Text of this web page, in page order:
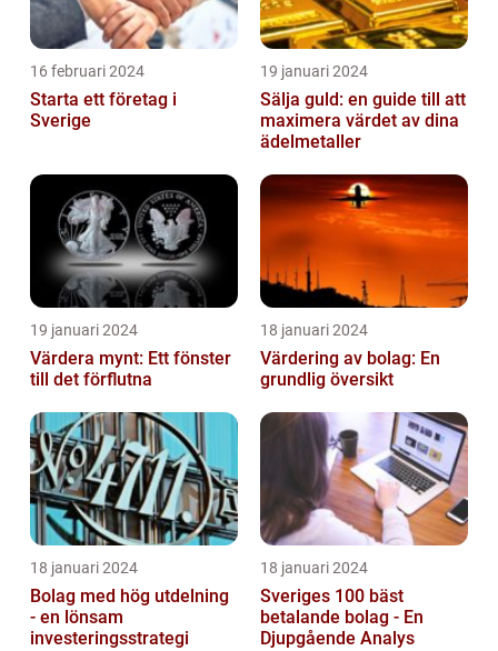
16 februari 2024
Starta ett företag i
Sverige
19 januari 2024
Sälja guld: en guide till att
maximera värdet av dina
ädelmetaller
19 januari 2024
Värdera mynt: Ett fönster
till det förflutna
18 januari 2024
Värdering av bolag: En
grundlig översikt
18 januari 2024
Bolag med hög utdelning
- en lönsam
investeringsstrategi
18 januari 2024
Sveriges 100 bäst
betalande bolag - En
Djupgående Analys